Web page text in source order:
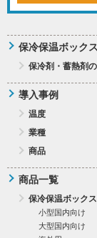
保冷保温ボック
保冷剤・蓄熱剤
導入事例
温度
業種
商品
商品一覧
保冷保温ボックス
小型国内向け
大型国内向け